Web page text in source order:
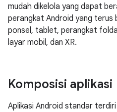
mudah dikelola yang dapat
perangkat Android yang terus
ponsel, tablet, perangkat
layar mobil, dan XR.
Komposisi aplikasi
Aplikasi Android standar